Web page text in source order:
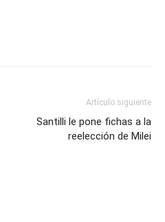
Artículo siguiente
Santilli le pone fichas a la
reelección de Milei